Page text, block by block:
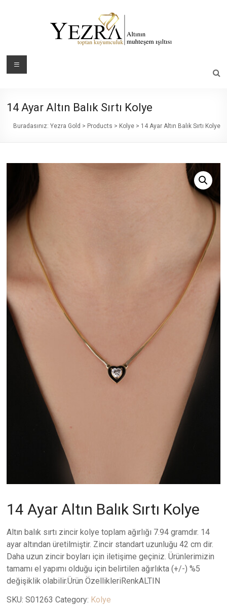
Yezra
Muhteşem
Işıltısı
Menü
14 Ayar Altın Balık Sırtı Kolye
Buradasınız: Yezra Gold > Products > Kolye> 14 Ayar Altın Balık Sırtı Kolye
14 Ayar Altın Balık Sırtı Kolye
Altın balık sırtı zincir kolye toplam ağırlığı 7.94 gramdır. 14
ayar altından üretilmiştir. Zincir standart uzunluğu 42 cm dir.
Daha uzun zincir boyları için iletişime geçiniz. Ürünlerimizin
tamamı el yapımı olduğu için belirtilen ağırlıkta (+/-) %5
değişiklik olabilir.Ürün ÖzellikleriRenkALTIN
SKU:S01263 Category: Kolye